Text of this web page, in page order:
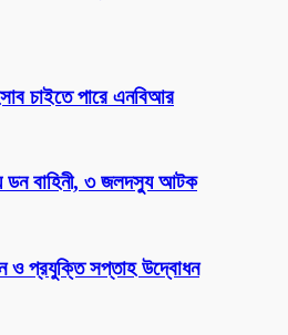
চাইতে পারে এনবিআর
ডন বাহিনী, ৩ জলদস্যু আটক
ও প্রযুক্তি সপ্তাহ উদ্বোধন